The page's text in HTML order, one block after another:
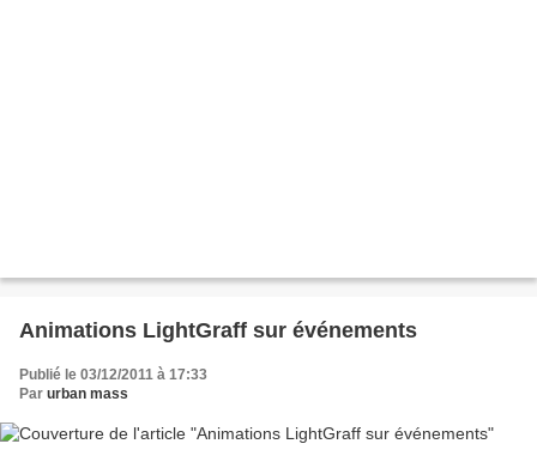
Animations LightGraff sur événements
Publié le 03/12/2011 à 17:33
Par urban mass